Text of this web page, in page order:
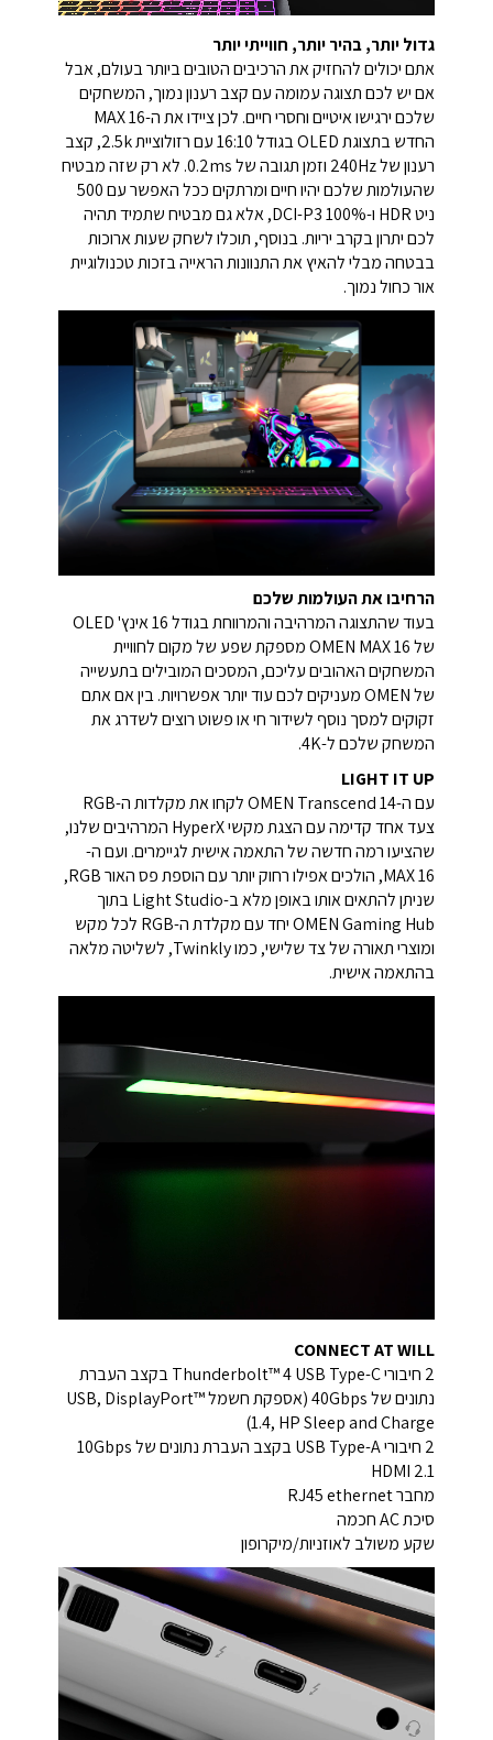
גדול יותר, בהיר יותר, חווייתי יותר
אתם יכולים להחזיק את הרכיבים הטובים ביותר בעולם, אבל
אם יש לכם תצוגה עמומה עם קצב רענון נמוך, המשחקים
שלכם ירגישו איטיים וחסרי חיים. לכן ציידו את ה-MAX 16
החדש בתצוגת OLED בגודל 16:10 עם רזולוציית 2.5k, קצב
רענון של 240Hz וזמן תגובה של 0.2ms. לא רק שזה מבטיח
שהעולמות שלכם יהיו חיים ומרתקים ככל האפשר עם 500
ניט HDR ו-100% DCI-P3, אלא גם מבטיח שתמיד תהיה
לכם יתרון בקרב יריות. בנוסף, תוכלו לשחק שעות ארוכות
בבטחה מבלי להאיץ את התנוונות הראייה בזכות טכנולוגיית
אור כחול נמוך.
הרחיבו את העולמות שלכם
בעוד שהתצוגה המרהיבה והמרווחת בגודל 16 אינץ' OLED
של OMEN MAX 16 מספקת שפע של מקום לחוויית
המשחקים האהובים עליכם, המסכים המובילים בתעשייה
של OMEN מעניקים לכם עוד יותר אפשרויות. בין אם אתם
זקוקים למסך נוסף לשידור חי או פשוט רוצים לשדרג את
המשחק שלכם ל-4K.
LIGHT IT UP
עם ה-OMEN Transcend 14 לקחו את מקלדות ה-RGB
צעד אחד קדימה עם הצגת מקשי HyperX המרהיבים שלנו,
שהציעו רמה חדשה של התאמה אישית לגיימרים. ועם ה-
MAX 16, הולכים אפילו רחוק יותר עם הוספת פס האור RGB,
שניתן להתאים אותו באופן מלא ב-Light Studio בתוך
OMEN Gaming Hub יחד עם מקלדת ה-RGB לכל מקש
ומוצרי תאורה של צד שלישי, כמו Twinkly, לשליטה מלאה
בהתאמה אישית.
CONNECT AT WILL
2 חיבורי Thunderbolt™ 4 USB Type-C בקצב העברת
נתונים של 40Gbps (אספקת חשמל USB, DisplayPort™
1.4, HP Sleep and Charge)
2 חיבורי USB Type-A בקצב העברת נתונים של 10Gbps
HDMI 2.1
מחבר RJ45 ethernet
סיכת AC חכמה
שקע משולב לאוזניות/מיקרופון